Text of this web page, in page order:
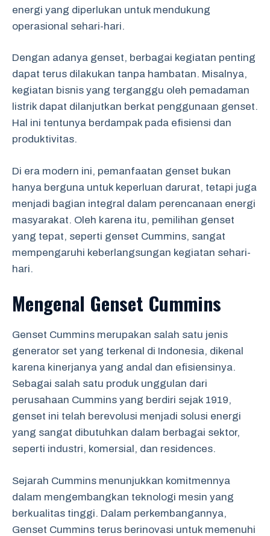
energi yang diperlukan untuk mendukung
operasional sehari-hari.
Dengan adanya genset, berbagai kegiatan penting
dapat terus dilakukan tanpa hambatan. Misalnya,
kegiatan bisnis yang terganggu oleh pemadaman
listrik dapat dilanjutkan berkat penggunaan genset.
Hal ini tentunya berdampak pada efisiensi dan
produktivitas.
Di era modern ini, pemanfaatan genset bukan
hanya berguna untuk keperluan darurat, tetapi juga
menjadi bagian integral dalam perencanaan energi
masyarakat. Oleh karena itu, pemilihan genset
yang tepat, seperti genset Cummins, sangat
mempengaruhi keberlangsungan kegiatan sehari-
hari.
Mengenal Genset Cummins
Genset Cummins merupakan salah satu jenis
generator set yang terkenal di Indonesia, dikenal
karena kinerjanya yang andal dan efisiensinya.
Sebagai salah satu produk unggulan dari
perusahaan Cummins yang berdiri sejak 1919,
genset ini telah berevolusi menjadi solusi energi
yang sangat dibutuhkan dalam berbagai sektor,
seperti industri, komersial, dan residences.
Sejarah Cummins menunjukkan komitmennya
dalam mengembangkan teknologi mesin yang
berkualitas tinggi. Dalam perkembangannya,
Genset Cummins terus berinovasi untuk memenuhi